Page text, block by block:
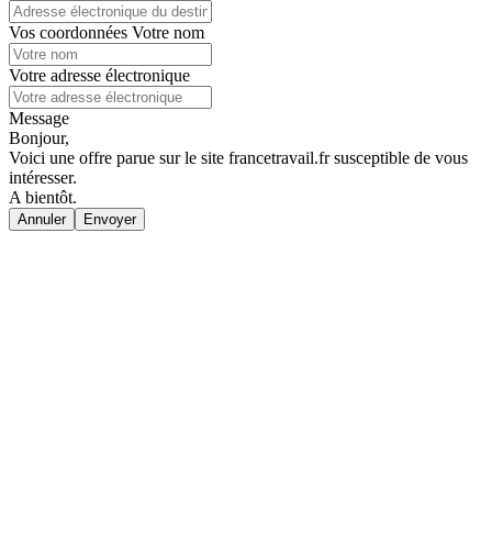
Vos coordonnées Votre nom
Votre adresse électronique
Message
Bonjour,
Voici une offre parue sur le site francetravail.fr susceptible de vous
intéresser.
A bientôt.
Annuler